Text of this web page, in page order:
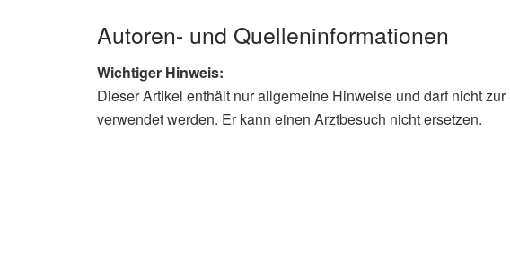
Autoren- und Quelleninformationen
Wichtiger Hinweis:
Dieser Artikel enthält nur allgemeine Hinweise und darf nicht
verwendet werden. Er kann einen Arztbesuch nicht ersetzen.